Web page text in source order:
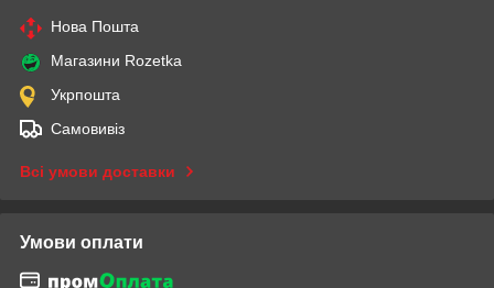
Нова Пошта
Магазини Rozetka
Укрпошта
Самовивіз
Всі умови доставки
Умови оплати